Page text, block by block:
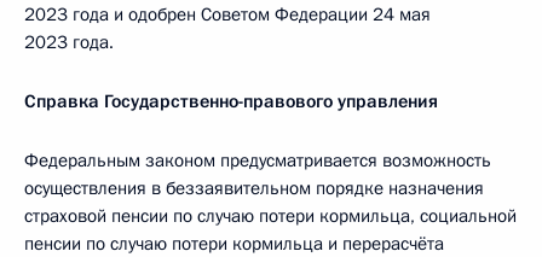
2023 года и одобрен Советом Федерации 24 мая
2023 года.
Справка Государственно-правового управления
Федеральным законом предусматривается возможность
осуществления в беззаявительном порядке назначения
страховой пенсии по случаю потери кормильца, социальной
пенсии по случаю потери кормильца и перерасчёта